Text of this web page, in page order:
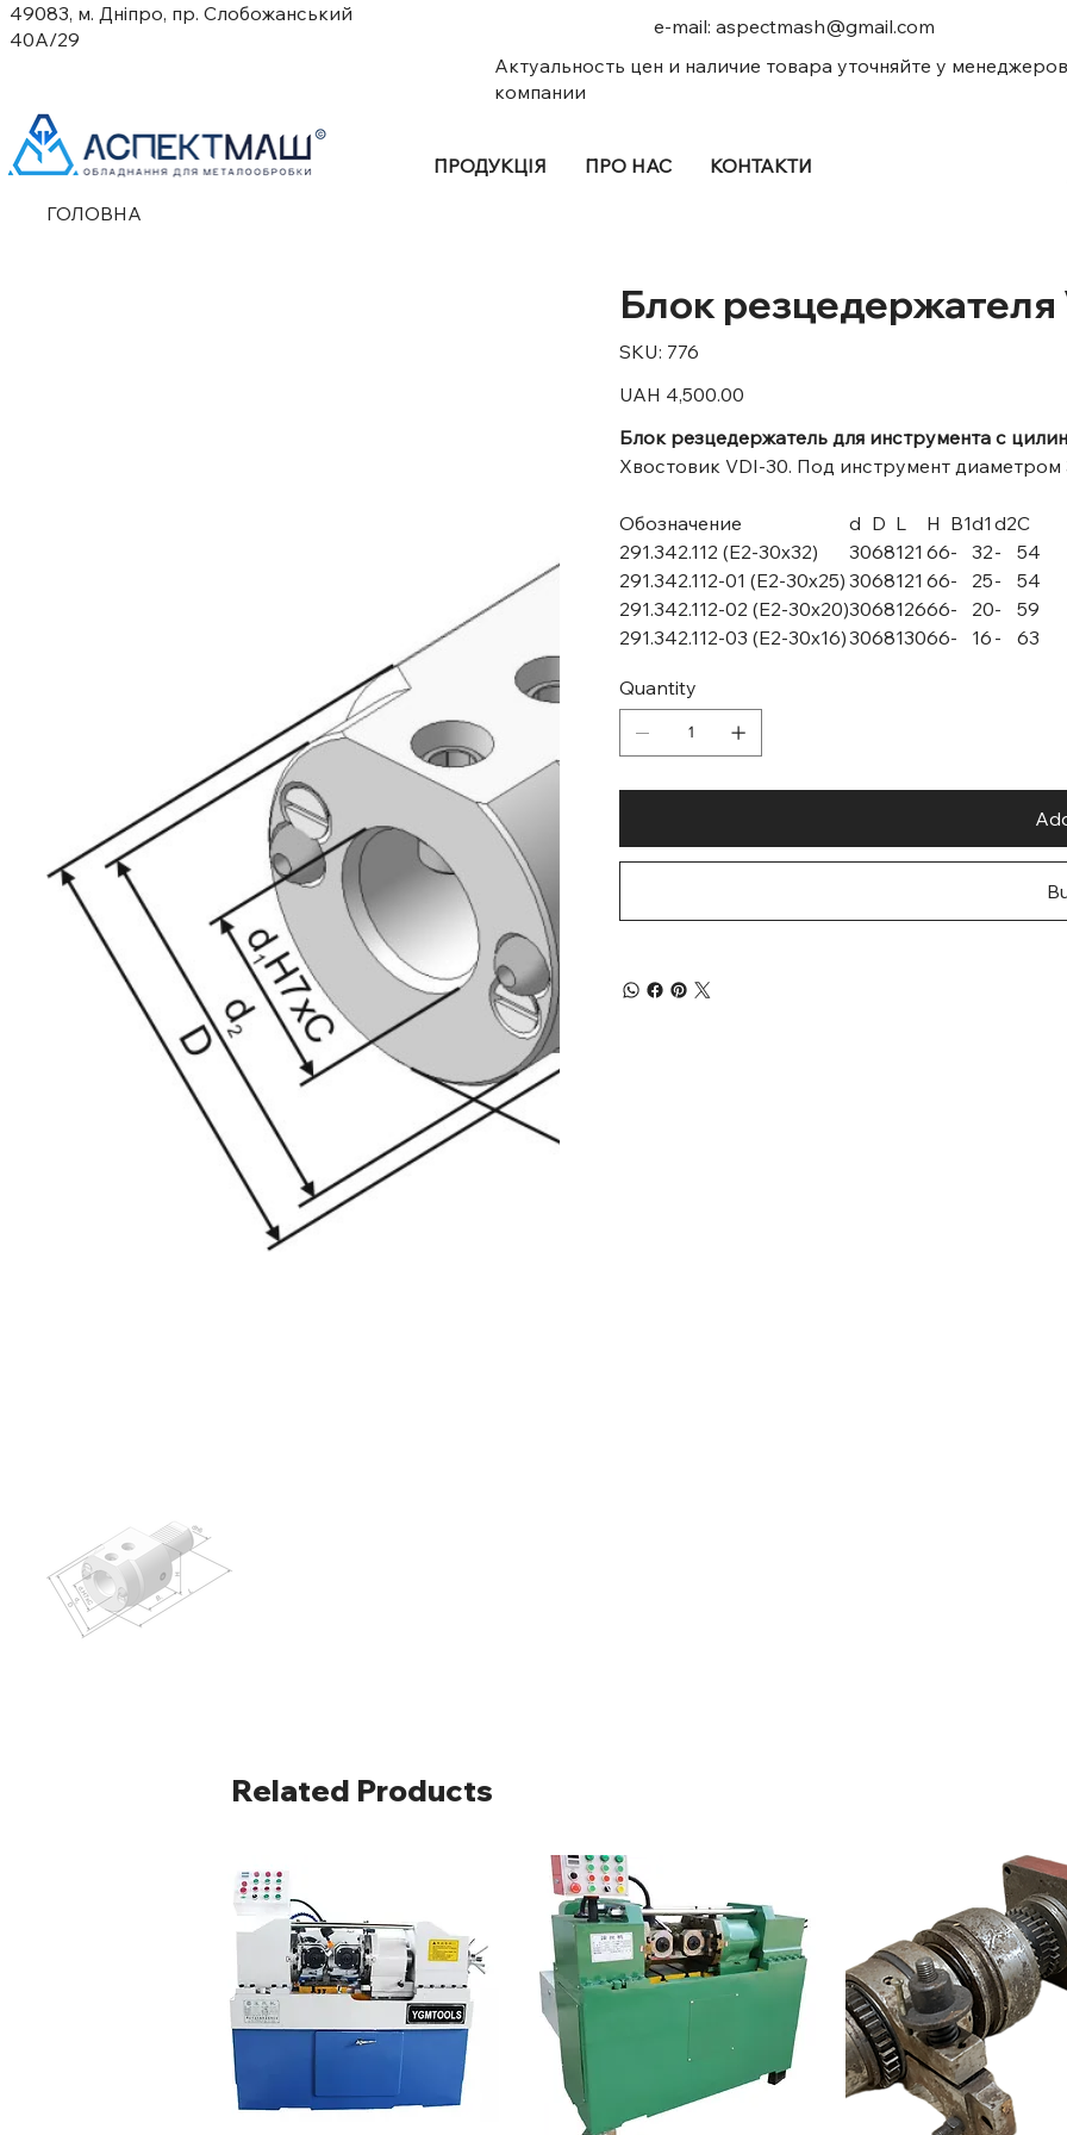
49083, м. Дніпро, пр. Слобожанський
40А/29
e-mail: aspectmash@gmail.com
Актуальность цен и наличие товара уточняйте у менеджеров
компании
ПРОДУКЦІЯ ПРО НАС
КОНТАКТИ
ГОЛОВНА
Блок резцедержателя
SKU: SKU
776
776
Price
UAH 4,500.00
Блок резцедержатель для инструмента с
Хвостовик VDI-30. Под инструмент диаметром
Обозначение d D L H B1d1 d2C
291.342.112 (E2-30x32)
3068121 66- 32-
54
291.342.112-01 (E2-30x25) 3068121 66- 25-
54
291.342.112-02 (E2-30x20)306812666- 20-
59
291.342.112-03 (E2-30x16)306813066- 16 - 63
Quantity
Related Products